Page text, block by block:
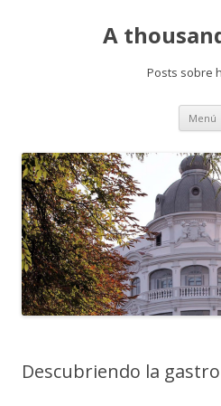
A
Posts sobre
Menú
Descubriendo la